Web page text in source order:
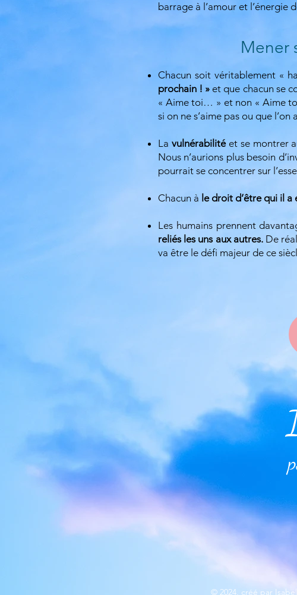
barrage à l’amour et l’énergie
Chacun soit véritablement «
prochain ! » et que chacun se
« Aime toi… » et non « Aime
si on ne s’aime pas ou que
La vulnérabilitéet se montrer
Nous n’aurions plus besoin
pourrait se concentrer sur
Chacun à le droit d’être qui il a
Les humains prennent
reliés les uns aux autres. De
va être le défi majeur de ce
Mener
© 2024, créé par